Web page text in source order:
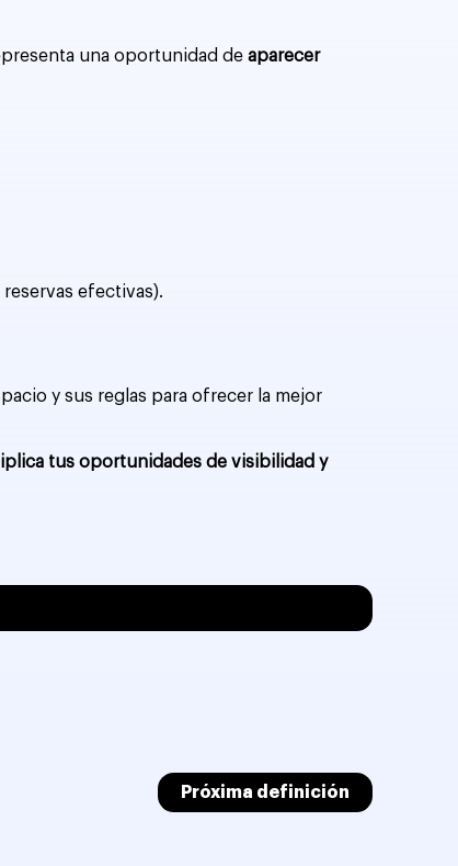
una oportunidad deaparecer
efectivas).
y sus reglas para ofrecer la mejor
tus oportunidades de visibilidad y
Próxima definición